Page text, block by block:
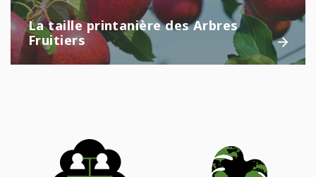
La taille printanière des Arbres
Fruitiers